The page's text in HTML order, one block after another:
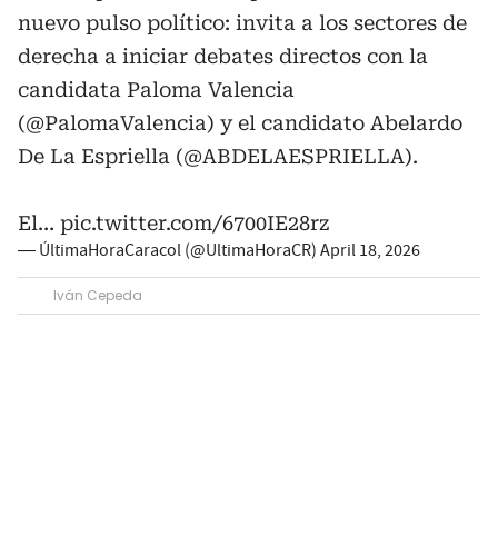
nuevo pulso político: invita a los sectores de
derecha a iniciar debates directos con la
candidata Paloma Valencia
(@PalomaValencia) y el candidato Abelardo
De La Espriella (@ABDELAESPRIELLA).
El… pic.twitter.com/6700IE28rz
— ÚltimaHoraCaracol (@UltimaHoraCR) April 18, 2026
Iván Cepeda